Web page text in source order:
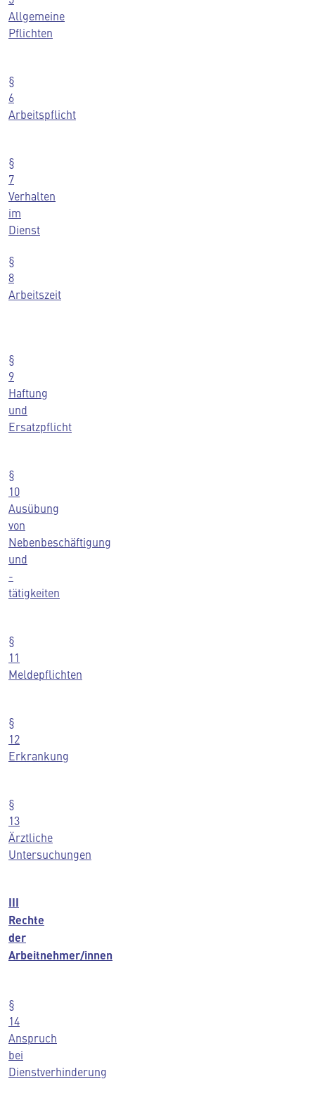
Allgemeine
Pflichten
§
6
Arbeitspflicht
§
7
Verhalten
im
Dienst
§
8
Arbeitszeit
§
9
Haftung
und
Ersatzpflicht
§
10
Ausübung
von
Nebenbeschäftigung
und
-
tätigkeiten
§
11
Meldepflichten
§
12
Erkrankung
§
13
Ärztliche
Untersuchungen
III
Rechte
der
Arbeitnehmer/innen
§
14
Anspruch
bei
Dienstverhinderung